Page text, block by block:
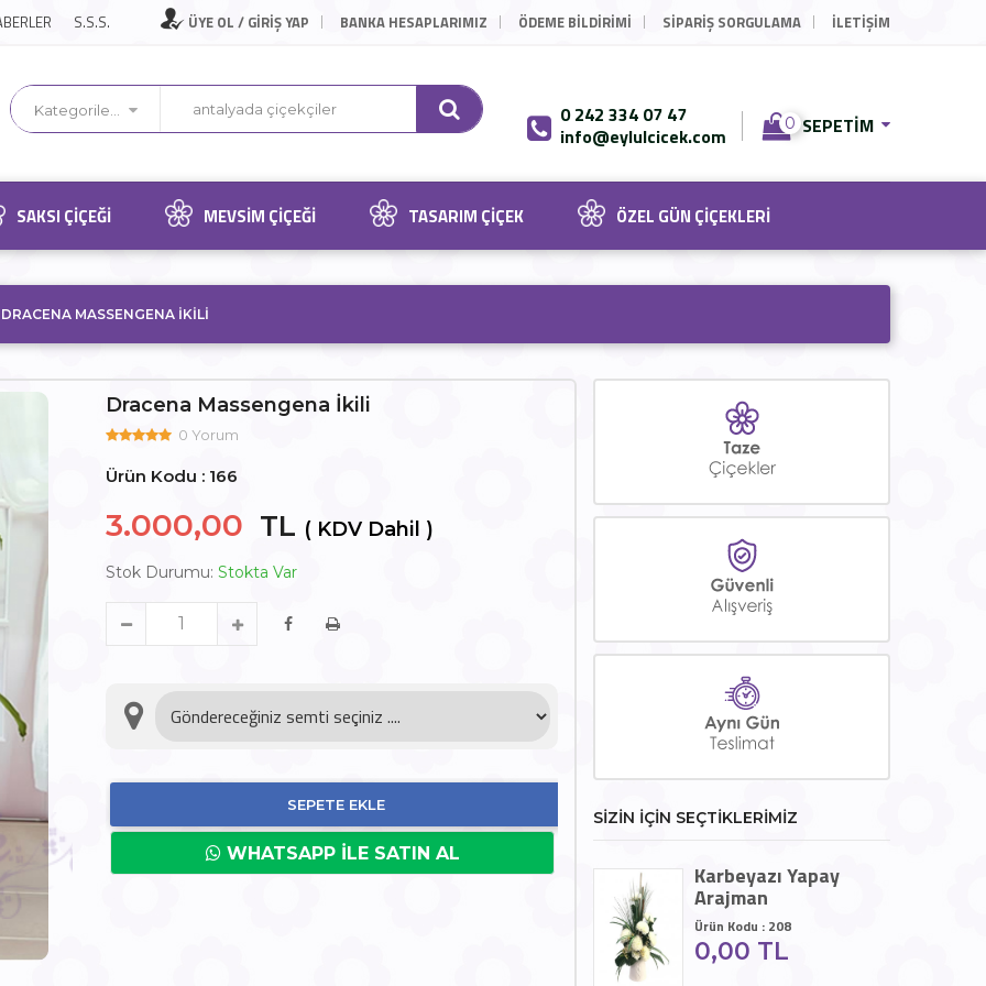
S.S.S. ÜYE OL / GİRİŞ YAP BANKA HESAPLARIMIZ ÖDEME BILDIRIMI SIPARIŞ SORGULAMA İLETİŞİM
0 242 334 07 47
info@eylulcicek.com
0 SEPETIM
SAKSI ÇIÇEĞI MEVSIM ÇIÇEĞI TASARIM ÇIÇEK ÖZEL GÜN ÇIÇEKLERI
DRACENA MASSENGENA İKILI
Dracena Massengena İkili
0 Yorum
Ürün Kodu : 166
3.000,00 TL ( KDV Dahil )
Stok Durumu: Stokta Var
SEPETE EKLE
WHATSAPP İLE SATIN AL
SİZİN İÇİN SEÇTİKLERİMİZ
Karbeyazı Yapay
Arajman
Ürün Kodu : 208
0,00 TL